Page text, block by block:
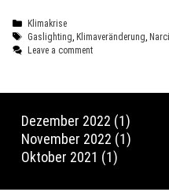
Categories
Klimakrise
Tags
Gaslighting Klimaveränderung
Leave a comment
Dezember 2022 (1)
November 2022 (1)
Oktober 2021 (1)